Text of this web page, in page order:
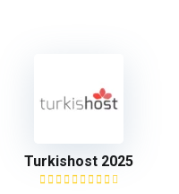
Turkishost 2025